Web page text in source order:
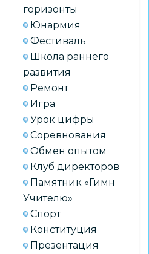
горизонты
Юнармия
Фестиваль
Школа раннего
развития
Ремонт
Игра
Урок цифры
Соревнования
Обмен опытом
Клуб директоров
Памятник «Гимн
Учителю»
Спорт
Конституция
Презентация